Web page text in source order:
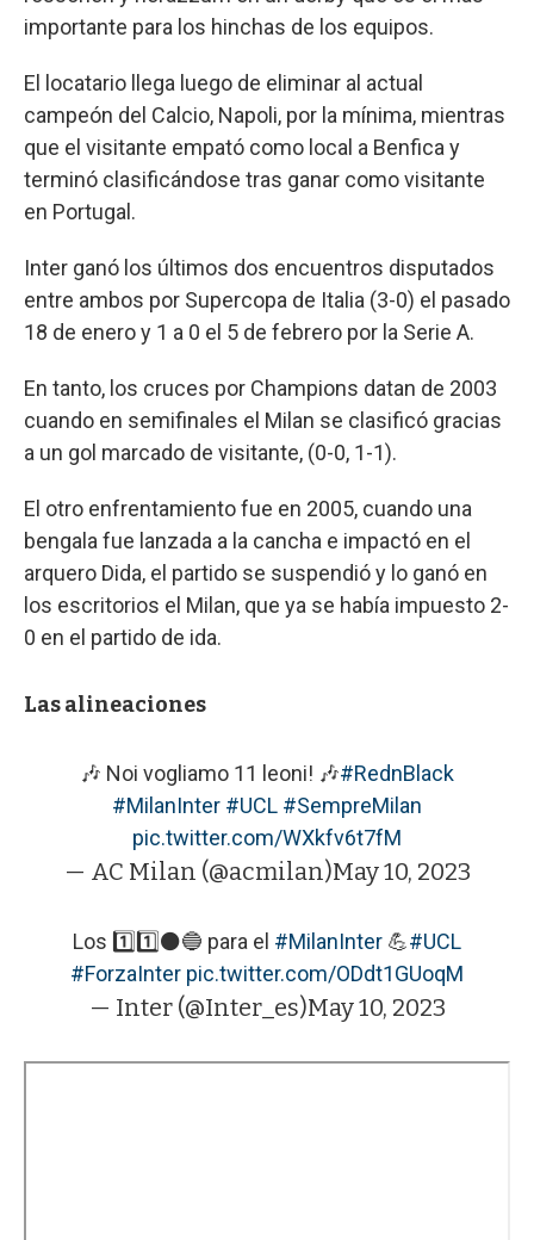
importante para los hinchas de los equipos.
El locatario llega luego de eliminar al actual
campeón del Calcio, Napoli, por la mínima, mientras
que el visitante empató como local a Benfica y
terminó clasificándose tras ganar como visitante
en Portugal.
Inter ganó los últimos dos encuentros disputados
entre ambos por Supercopa de Italia (3-0) el pasado
18 de enero y 1 a 0 el 5 de febrero por la Serie A.
En tanto, los cruces por Champions datan de 2003
cuando en semifinales el Milan se clasificó gracias
a un gol marcado de visitante, (0-0, 1-1).
El otro enfrentamiento fue en 2005, cuando una
bengala fue lanzada a la cancha e impactó en el
arquero Dida, el partido se suspendió y lo ganó en
los escritorios el Milan, que ya se había impuesto 2-
0 en el partido de ida.
Las alineaciones
🎶 Noi vogliamo 11 leoni! 🎶#RednBlack
#MilanInter #UCL #SempreMilan
pic.twitter.com/WXkfv6t7fM
— AC Milan (@acmilan)May 10, 2023
Los 1️⃣1️⃣⚫🔵 para el #MilanInter 💪#UCL
#ForzaInter pic.twitter.com/ODdt1GUoqM
— Inter (@Inter_es)May 10, 2023